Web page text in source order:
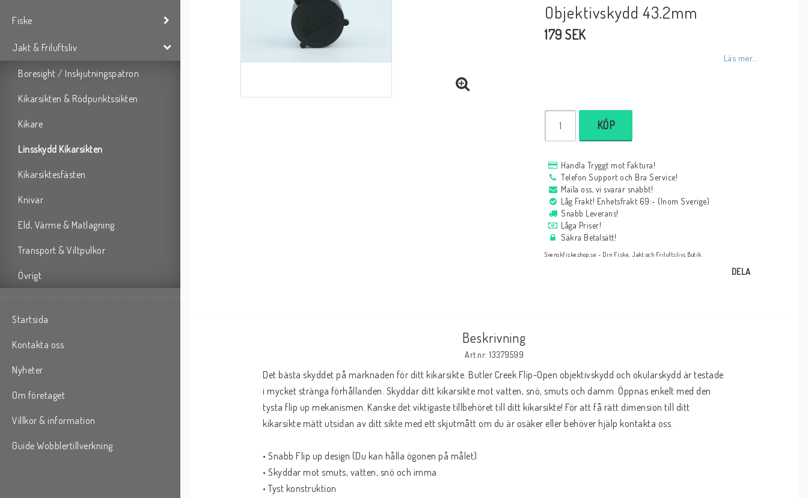
Fiske
Jakt & Friluftsliv
Boresight / Inskjutningspatron
Kikarsikten & Rödpunktssikten
Kikare
Linsskydd Kikarsikten
Kikarsiktesfästen
Knivar
Eld, Värme & Matlagning
Transport & Viltpulkor
Övrigt
Startsida
Kontakta oss
Nyheter
Om företaget
Villkor & information
Guide Wobblertillverkning
Objektivskydd 43.2mm
179 SEK
Läs mer...
KÖP
Handla Tryggt mot Faktura!
Telefon Support och Bra Service!
Maila oss, vi svarar snabbt!
Låg Frakt! Enhetsfrakt 69:- (Inom Sverige)
Snabb Leverans!
Låga Priser!
Säkra Betalsätt!
Svenskfiskeshop.se - Din Fiske, Jakt och Friluftslivs Butik.
DELA
Beskrivning
Art.nr: 13379599
Det bästa skyddet på marknaden för ditt kikarsikte. Butler Creek Flip-Open objektivskydd och okularskydd är testade
i mycket stränga förhållanden. Skyddar ditt kikarsikte mot vatten, snö, smuts och damm. Öppnas enkelt med den
tysta flip up mekanismen. Kanske det viktigaste tillbehöret till ditt kikarsikte! För att få rätt dimension till ditt
kikarsikte mätt utsidan av ditt sikte med ett skjutmått om du är osäker eller behöver hjälp kontakta oss.
• Snabb Flip up design (Du kan hålla ögonen på målet)
• Skyddar mot smuts, vatten, snö och imma
• Tyst konstruktion